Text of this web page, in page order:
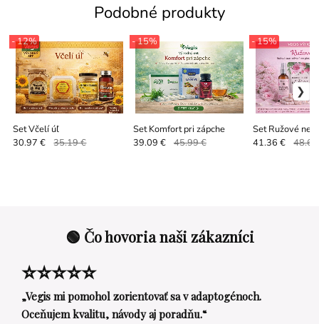
Podobné produkty
Set Včelí úľ
- 12%
30.97 € 35.19 €
Set Komfort pri zápche
- 15%
39.09 € 45.99 €
Set Ružové
- 15%
41.36 €
🟢 Čo hovoria naši zákazníci
⭐⭐⭐⭐⭐
„Vegis mi pomohol zorientovať sa v adaptogénoch.
Oceňujem kvalitu, návody aj poradňu.“